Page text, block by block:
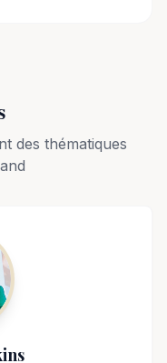
des thématiques